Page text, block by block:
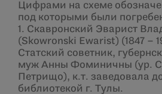
Цифрами на схеме
под которыми были
1. Скавронский Эварист
(Skowronski Ewarist) (1847 –
Статский советник,
муж Анны Фоминичны (ур.
Петрищо), к.т. заведовала
библиотекой г. Тулы.